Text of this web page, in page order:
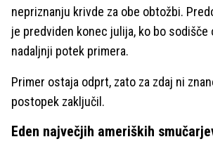
nepriznanju krivde za obe obtožbi.
je predviden konec julija, ko bo sodišče
nadaljnji potek primera.
Primer ostaja odprt, zato za zdaj ni
postopek zaključil.
Eden največjih ameriških